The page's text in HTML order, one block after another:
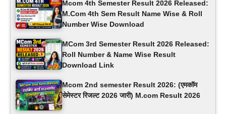
Mcom 4th Semester Result 2026 Released:
M.Com 4th Sem Result Name Wise & Roll
Number Wise Download
MCom 3rd Semester Result 2026 Released:
Roll Number & Name Wise Result
Download Link
Mcom 2nd semester Result 2026: (एमकॉम ​​
सेमेस्टर रिजल्ट 2026 जारी) M.com Result 2026